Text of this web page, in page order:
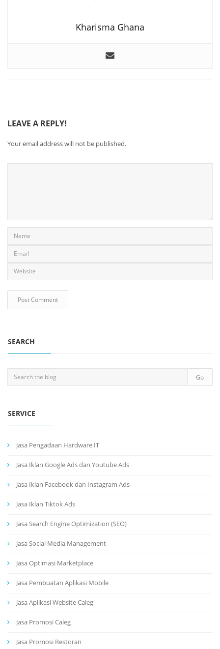
Kharisma Ghana
LEAVE A REPLY!
Your email address will not be published.
SEARCH
SERVICE
Jasa Pengadaan Hardware IT
Jasa Iklan Google Ads dan Youtube Ads
Jasa Iklan Facebook dan Instagram Ads
Jasa Iklan Tiktok Ads
Jasa Search Engine Optimization (SEO)
Jasa Social Media Management
Jasa Optimasi Marketplace
Jasa Pembuatan Aplikasi Mobile
Jasa Aplikasi Website Caleg
Jasa Promosi Caleg
Jasa Promosi Restoran